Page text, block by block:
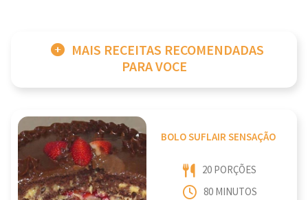
MAIS RECEITAS RECOMENDADAS
PARA VOCE
BOLO SUFLAIR SENSAÇÃO
20 PORÇÕES
80 MINUTOS